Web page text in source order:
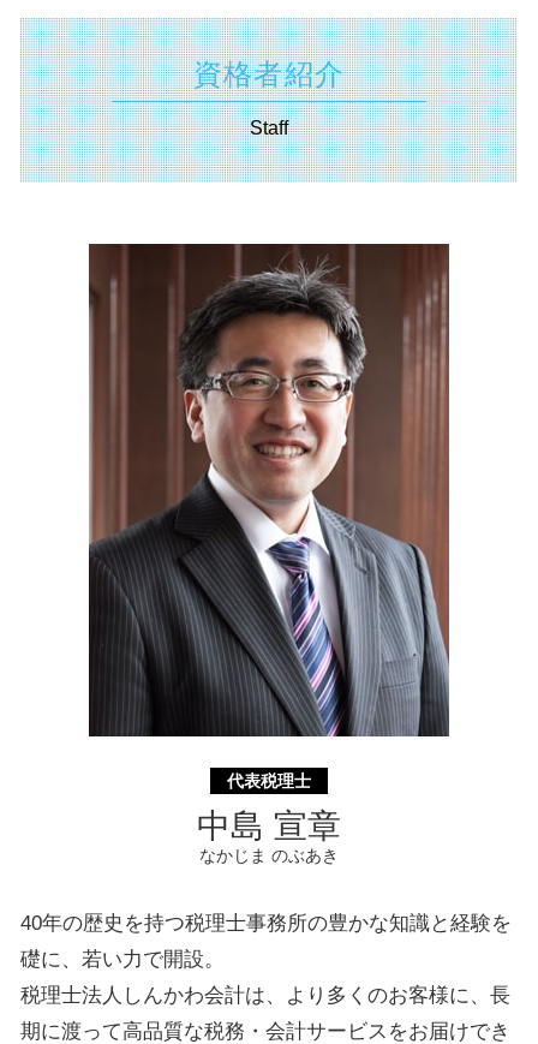
保証制度 とは
個人事業主 法人成り
定款 事業 目的 とは
法人化 費用
会社 資本金 とは
業務改善助成金 とは
人事評価改善等助成金 とは
補助金 返還 とは
新事業進出補助金 2025
履歴事項全部証明書 とは
吸収 分割
株式 移転 とは
吸収 合併 とは
m&a 流れ
事業 譲渡 契約書 とは
業務 提携 とは
資本 参加
株式 譲渡 制限 会社
特別 受益 とは
限定承認 とは
単純承認 とは
相続 基礎 控除
相続 範囲
生命 保険 相続
相続 兄弟
相続 税率
公正 証書 遺言
代償 分割 とは
確定申告 遺産相続
補助金申請 静岡県 税理士
遺言書 川崎市 相談
遺言書 相模原市 相談
起業支援 神奈川県 税理士
事業承継 相模原市 税理士
助成金申請 横須賀市 税理士
事業承継 神奈川県 相談
不動産 横須賀市 税理士
遺言書 静岡県 税理士
相続 川崎市 税理士
認定支援機関 静岡県 相談
経営革新等支援機関 神奈川県 相談
相続 神奈川県 相談
事業承継 横浜市 相談
相続 埼玉県 税理士
資格者紹介
Staff
代表税理士
中島 宣章
なかじま のぶあき
40年の歴史を持つ税理士事務所の豊かな知識と経験を
礎に、若い力で開設。
税理士法人しんかわ会計は、より多くのお客様に、長
期に渡って高品質な税務・会計サービスをお届けでき